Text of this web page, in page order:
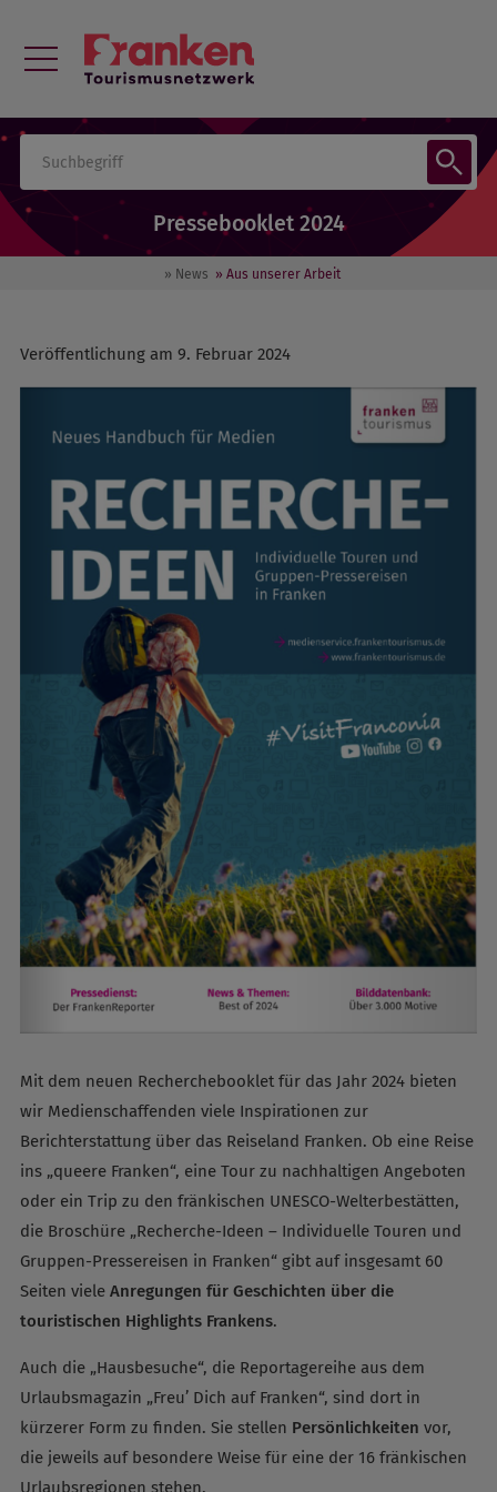
Pressebooklet 2024
» News » Aus unserer Arbeit
Veröffentlichung am 9. Februar 2024
Mit dem neuen Recherchebooklet für das Jahr 2024 bieten
wir Medienschaffenden viele Inspirationen zur
Berichterstattung über das Reiseland Franken. Ob eine Reise
ins „queere Franken“, eine Tour zu nachhaltigen Angeboten
oder ein Trip zu den fränkischen UNESCO-Welterbestätten,
die Broschüre „Recherche-Ideen – Individuelle Touren und
Gruppen-Pressereisen in Franken“ gibt auf insgesamt 60
Seiten viele Anregungen für Geschichten über die
touristischen Highlights Frankens.
Auch die „Hausbesuche“, die Reportagereihe aus dem
Urlaubsmagazin „Freu’ Dich auf Franken“, sind dort in
kürzerer Form zu finden. Sie stellen Persönlichkeiten vor,
die jeweils auf besondere Weise für eine der 16 fränkischen
Urlaubsregionen stehen.